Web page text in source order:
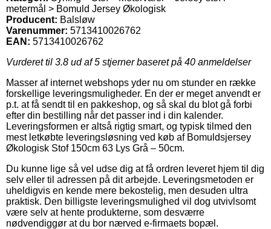
metermål > Bomuld Jersey Økologisk
Producent: Balsløw
Varenummer: 5713410026762
EAN: 5713410026762
Vurderet til 3.8 ud af 5 stjerner baseret på 40 anmeldelser
Masser af internet webshops yder nu om stunder en række
forskellige leveringsmuligheder. En der er meget anvendt er
p.t. at få sendt til en pakkeshop, og så skal du blot gå forbi
efter din bestilling når det passer ind i din kalender.
Leveringsformen er altså rigtig smart, og typisk tilmed den
mest letkøbte leveringsløsning ved køb af Bomuldsjersey
Økologisk Stof 150cm 63 Lys Grå – 50cm.
Du kunne lige så vel udse dig at få ordren leveret hjem til dig
selv eller til adressen på dit arbejde. Leveringsmetoden er
uheldigvis en kende mere bekostelig, men desuden ultra
praktisk. Den billigste leveringsmulighed vil dog utvivlsomt
være selv at hente produkterne, som desværre
nødvendiggør at du bor nærved e-firmaets bopæl.